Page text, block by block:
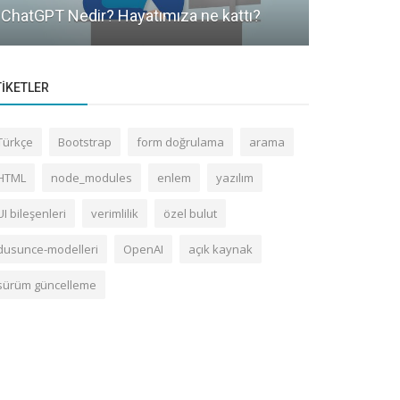
ChatGPT Nedir? Hayatımıza ne kattı?
Bootstrap form doğrulama arama
node_modules enlem yazılım
bileşenleri verimlilik özel bulut
modelleri OpenAI açık kaynak
güncelleme